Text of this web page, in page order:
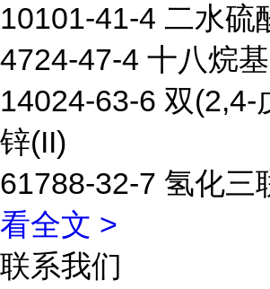
10101-41-4 二水硫
4724-47-4 十八烷
14024-63-6 双(2,4-
锌(II)
61788-32-7 氢化三
看全文 >
联系我们